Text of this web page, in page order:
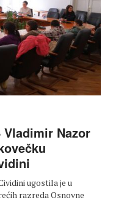
Nazor
ugostila je u
razreda Osnovne